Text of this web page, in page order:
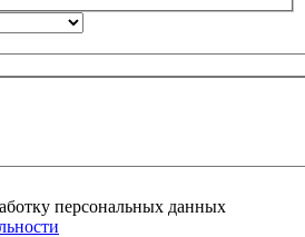
персональных данных